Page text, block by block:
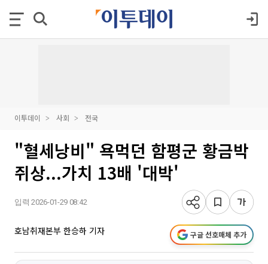
이투데이 사회 전국
"혈세낭비" 욕먹던 함평군 황금박
쥐상...가치 13배 '대박'
입력 2026-01-29 08:42
호남취재본부 한승하 기자 구글 선호매체 추가